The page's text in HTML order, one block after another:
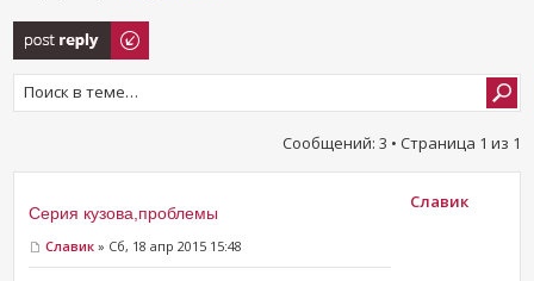
Ответить
Сообщений: 3 • Страница 1 из 1
Серия кузова,проблемы
Славик » Сб, 18 апр 2015 15:48
Славик